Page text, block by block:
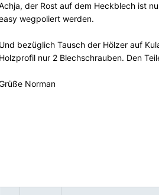
der Rost auf dem Heckblech ist
wegpoliert werden.
Und bezüglich Tausch der Hölzer auf
Holzprofil nur 2 Blechschrauben. Den
Norman